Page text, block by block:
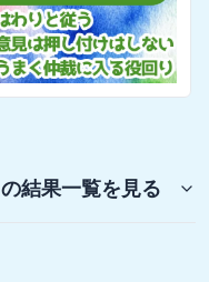
の結果一覧を見る